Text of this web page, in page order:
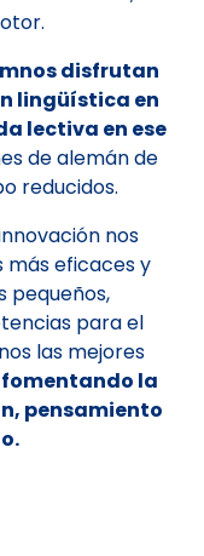
disfrutan
lingüística en
lectiva en ese
de alemán de
reducidos.
nos
eficaces y
pequeños,
para el
las mejores
fomentando la
pensamiento